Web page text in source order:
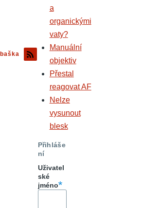
baška
a
organickými
vaty?
Manuální
objektiv
Přestal
reagovat AF
Nelze
vysunout
blesk
Přihláše
ní
Uživatel
ské
jméno